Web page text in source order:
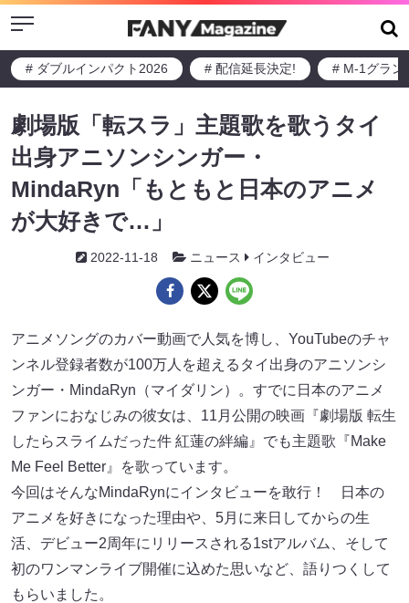
Menu
# ダブルインパクト2026 # 配信延長決定! # M-1グラン
劇場版「転スラ」主題歌を歌うタイ
出身アニソンシンガー・
MindaRyn「もともと日本のアニメ
が大好きで…」
2022-11-18 ニュース インタビュー
アニメソングのカバー動画で人気を博し、YouTubeのチャ
ンネル登録者数が100万人を超えるタイ出身のアニソンシ
ンガー・MindaRyn（マイダリン）。すでに日本のアニメ
ファンにおなじみの彼女は、11月公開の映画『劇場版 転生
したらスライムだった件 紅蓮の絆編』でも主題歌『Make
Me Feel Better』を歌っています。
今回はそんなMindaRynにインタビューを敢行！ 日本の
アニメを好きになった理由や、5月に来日してからの生
活、デビュー2周年にリリースされる1stアルバム、そして
初のワンマンライブ開催に込めた思いなど、語りつくして
もらいました。